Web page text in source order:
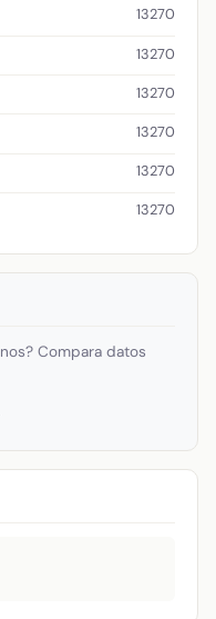
13270
13270
13270
13270
13270
13270
Compara datos